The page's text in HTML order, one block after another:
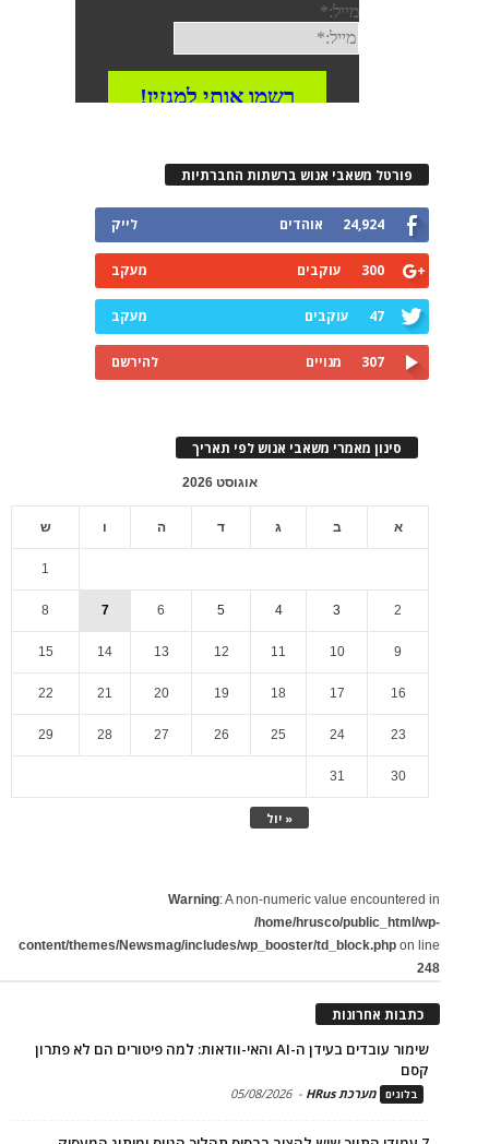
פורטל משאבי אנוש ברשתות החברתיות
24,924 אוהדים לייק
300 עוקבים מעקב
47 עוקבים מעקב
307 מנויים להירשם
סינון מאמרי משאבי אנוש לפי תאריך
אוגוסט 2026
א ב ג ד ה ו ש
« יול
1
2
3
4
5
6
7
8
9
10
11
12
13
14
15
16
17
18
19
20
21
22
23
24
25
26
27
28
29
30
31
Warning: A non-numeric value encountered in
/home/hrusco/public_html/wp-
content/themes/Newsmag/includes/wp_booster/td_block.php on line
248
כתבות אחרונות
שימור עובדים בעידן ה-AI והאי-וודאות: למה פיטורים הם לא פתרון
קסם
בלוגים מערכת HRus -
05/08/2026